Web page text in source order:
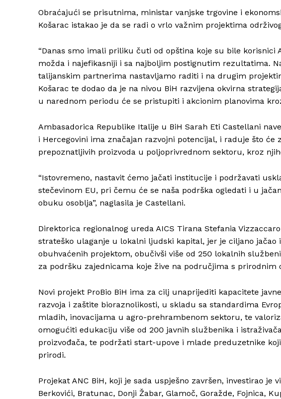
Obraćajući se prisutnima, ministar vanjske trgovine i
Košarac istakao je da se radi o vrlo važnim projektima
“Danas smo imali priliku čuti od opština koje su bile korisnici
možda i najefikasniji i sa najboljim postignutim rezultatima.
talijanskim partnerima nastavljamo raditi i na drugim
Košarac te dodao da je na nivou BiH razvijena okvirna
u narednom periodu će se pristupiti i akcionim planovima
Ambasadorica Republike Italije u BiH Sarah Eti Castellani
i Hercegovini ima značajan razvojni potencijal, i raduje što
prepoznatljivih proizvoda u poljoprivrednom sektoru, kroz
“Istovremeno, nastavit ćemo jačati institucije i podržavati
stečevinom EU, pri čemu će se naša podrška ogledati i u
obuku osoblja”, naglasila je Castellani.
Direktorica regionalnog ureda AICS Tirana Stefania
strateško ulaganje u lokalni ljudski kapital, jer je ciljano
obuhvaćenih projektom, obučivši više od 250 lokalnih
za podršku zajednicama koje žive na područjima s prirodnim
Novi projekt ProBio BiH ima za cilj unaprijediti kapacitete
razvoja i zaštite bioraznolikosti, u skladu sa standardima
mladih, inovacijama u agro-prehrambenom sektoru, te
omogućiti edukaciju više od 200 javnih službenika i
proizvođača, te podržati start-upove i mlade preduzetnike
prirodi.
Projekat ANC BiH, koji je sada uspješno završen, investirao je
Berkovići, Bratunac, Donji Žabar, Glamoč, Goražde, Fojnica,